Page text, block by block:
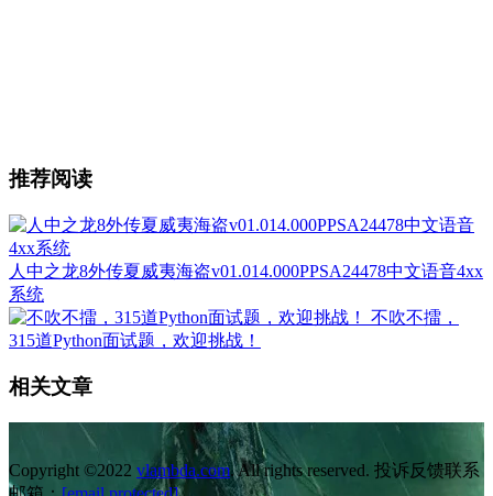
推荐阅读
人中之龙8外传夏威夷海盗v01.014.000PPSA24478中文语音4xx
系统
不吹不擂，
315道Python面试题，欢迎挑战！
相关文章
Copyright ©2022 vlambda.com. All rights reserved. 投诉反馈联系